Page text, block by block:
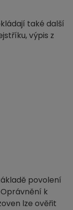
také další
výpis z
povolení
k
lze ověřit